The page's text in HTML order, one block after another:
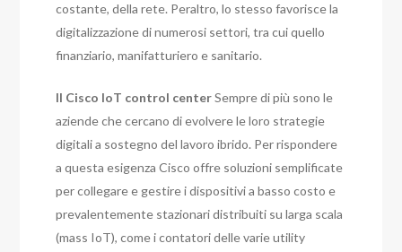
costante, della rete. Peraltro, lo stesso favorisce la
digitalizzazione di numerosi settori, tra cui quello
finanziario, manifatturiero e sanitario.
Il Cisco IoT control centerSempre di più sono le
aziende che cercano di evolvere le loro strategie
digitali a sostegno del lavoro ibrido. Per rispondere
a questa esigenza Cisco offre soluzioni semplificate
per collegare e gestire i dispositivi a basso costo e
prevalentemente stazionari distribuiti su larga scala
(mass IoT), come i contatori delle varie utility